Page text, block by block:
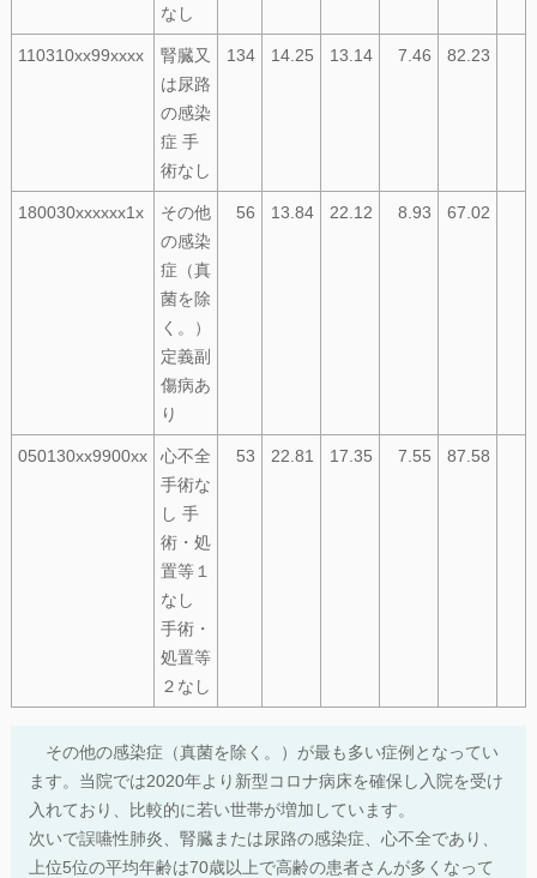
なし
110310xx99xxxx
腎臓又
は尿路
の感染
症 手
術なし
134 14.25 13.14 7.46 82.23
180030xxxxxx1x
その他
の感染
症（真
菌を除
く。）
定義副
傷病あ
り
56 13.84 22.12 8.93 67.02
050130xx9900xx
心不全
手術な
し 手
術・処
置等１
なし
手術・
処置等
２なし
53 22.81 17.35 7.55 87.58
その他の感染症（真菌を除く。）が最も多い症例となってい
ます。当院では2020年より新型コロナ病床を確保し入院を受け
入れており、比較的に若い世帯が増加しています。
次いで誤嚥性肺炎、腎臓または尿路の感染症、心不全であり、
上位5位の平均年齢は70歳以上で高齢の患者さんが多くなって